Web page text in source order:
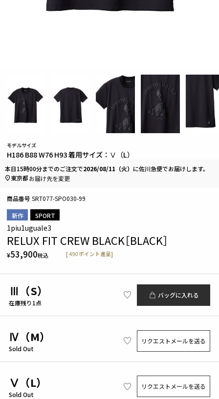
新作 SPORT
モデルサイズ
H186 B88 W76 H93 着用サイズ：Ⅴ（L）
1piu1uguale3
RELUX FIT CREW BLACK［BLACK］
¥53,900税込 [490 ポイント進呈]
商品番号 SRT077-SPO030-99
Ⅲ（S）
在庫残り1点
バッグに入れる
Ⅳ（M）
Sold Out
リクエストメールを送る
Ⅴ（L）
Sold Out
リクエストメールを送る
本日15時00分までのご注文で2026/08/11（火） に佐川急便でお届けします。
東京都お届け先を変更